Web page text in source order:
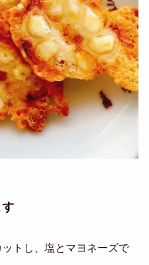
す
トし、塩とマヨネーズで